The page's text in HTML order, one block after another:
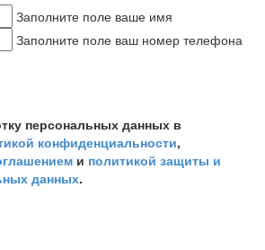
Заполните поле ваше имя
Заполните поле ваш номер телефона
персональных данных в
конфиденциальности,
и политикой защиты и
данных.